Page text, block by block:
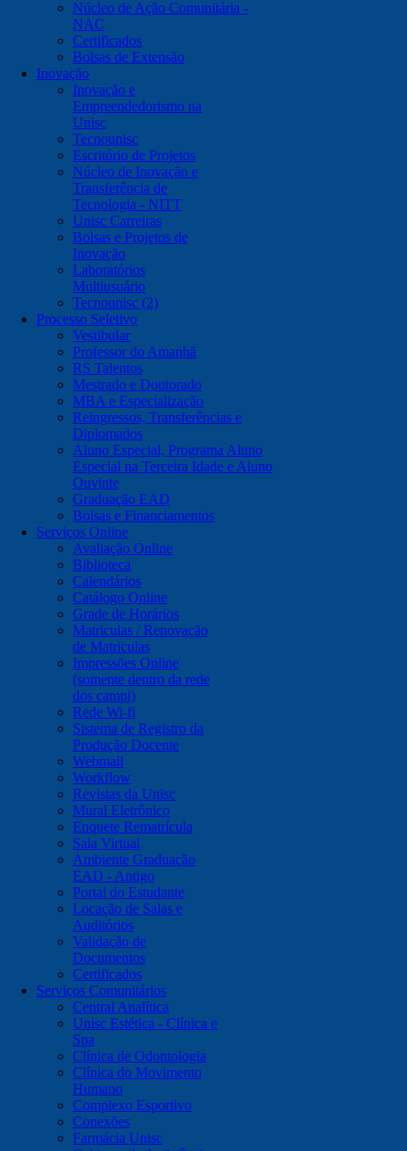
Núcleo de Ação Comunitária -
NAC
Certificados
Bolsas de Extensão
Inovação
Inovação e
Empreendedorismo na
Unisc
Tecnounisc
Escritório de Projetos
Núcleo de Inovação e
Transferência de
Tecnologia - NITT
Unisc Carreiras
Bolsas e Projetos de
Inovação
Laboratórios
Multiusuário
Tecnounisc (2)
Processo Seletivo
Vestibular
Professor do Amanhã
RS Talentos
Mestrado e Doutorado
MBA e Especialização
Reingressos, Transferências e
Diplomados
Aluno Especial, Programa Aluno
Especial na Terceira Idade e Aluno
Ouvinte
Graduação EAD
Bolsas e Financiamentos
Serviços Online
Avaliação Online
Biblioteca
Calendários
Catálogo Online
Grade de Horários
Matriculas / Renovação
de Matriculas
Impressões Online
(somente dentro da rede
dos campi)
Rede Wi-fi
Sistema de Registro da
Produção Docente
Webmail
Workflow
Revistas da Unisc
Mural Eletrônico
Enquete Rematrícula
Sala Virtual
Ambiente Graduação
EAD - Antigo
Portal do Estudante
Locação de Salas e
Auditórios
Validação de
Documentos
Certificados
Serviços Comunitários
Central Analítica
Unisc Estética - Clínica e
Spa
Clínica de Odontologia
Clínica do Movimento
Humano
Complexo Esportivo
Conexões
Farmácia Unisc